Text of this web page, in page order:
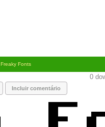
Freaky Fonts
0
Incluir comentário